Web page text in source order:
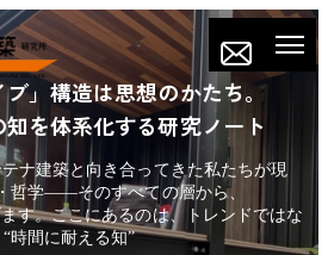
」構造は思想のかたち。
を体系化する研究ノート
ナ建築と向き合ってきた私たちが現
哲学——そのすべての層から、
す。ここにあるのは、トレンドではな
“時間に耐える知”